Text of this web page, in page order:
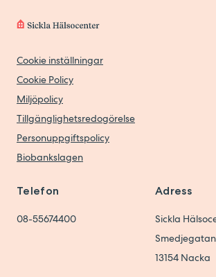
Cookie inställningar
Cookie Policy
Miljöpolicy
Tillgänglighetsredogörelse
Personuppgiftspolicy
Biobankslagen
Telefon
08-55674400
Adress
Sickla
Smedjegatan
13154 Nacka